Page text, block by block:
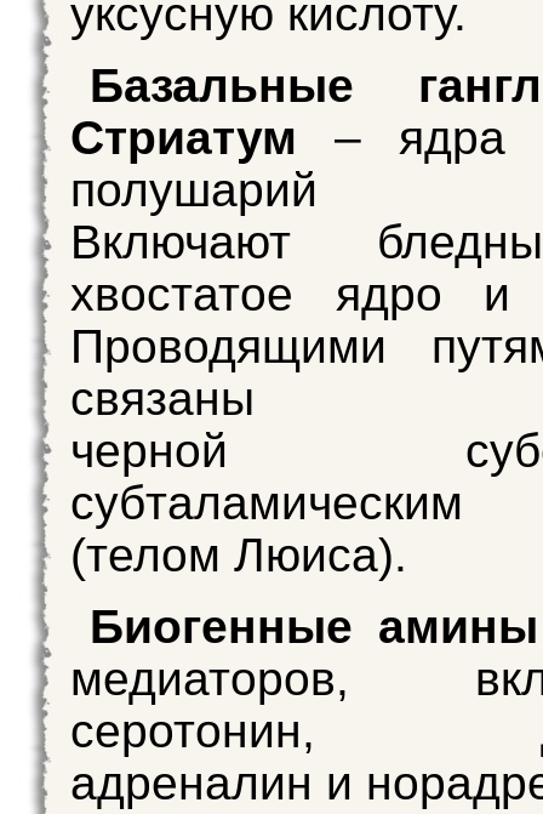
уксусную кислоту.
Базальные
Стриатум – ядра
полушарий
Включают
хвостатое ядро и
Проводящими
черной
(телом Люиса).
Биогенные
медиаторов,
серотонин,
адреналин и